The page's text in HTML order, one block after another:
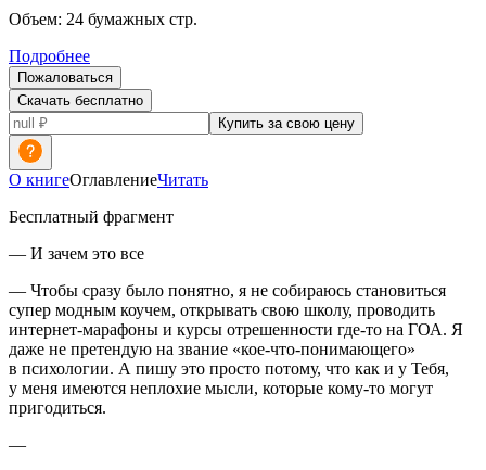
Объем: 24 бумажных стр.
Подробнее
Пожаловаться
Скачать бесплатно
Купить за свою цену
О книгеОглавлениеЧитать
Бесплатный фрагмент
— И зачем это все
— Чтобы сразу было понятно, я не собираюсь становиться
супер модным коучем, открывать свою школу, проводить
интернет-марафоны и курсы отрешенности где-то на ГОА. Я
даже не претендую на звание «кое-что-понимающего»
в психологии. А пишу это просто потому, что как и у Тебя,
у меня имеются неплохие мысли, которые кому-то могут
пригодиться.
—